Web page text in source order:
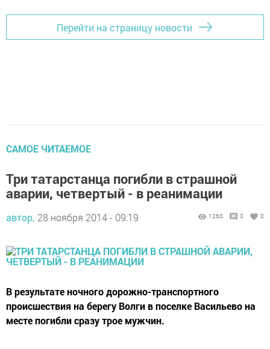
Перейти на страницу новости
САМОЕ ЧИТАЕМОЕ
Три татарстанца погибли в страшной
аварии, четвертый - в реанимации
автор, 28 ноября 2014 - 09:19 1260 0 0
В результате ночного дорожно-транспортного
происшествия на берегу Волги в поселке Васильево на
месте погибли сразу трое мужчин.